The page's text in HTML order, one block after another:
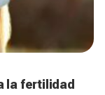
la fertilidad